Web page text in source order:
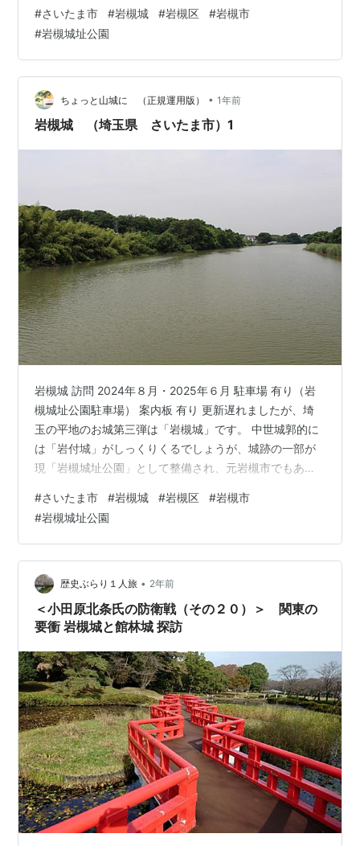
さて、岩槻城１ で少し触れた鍛冶郭の角馬出しに戻りま
す。 こちらは鍛冶郭から撮影した角馬出し。 馬出し内部
は酷い藪で入れないし全貌も写真では判りません。 補足
すると、幅狭の土橋の先の藪が角馬出しにあたります。
そしてこれが、岩槻城の角馬出しの見所ポイント。 角馬
出しから城外へ続く土…
#さいたま市 #岩槻城 #岩槻区 #岩槻市
#岩槻城址公園
ちょっと山城に （正規運用版） • 1年前
岩槻城 （埼玉県 さいたま市）1
岩槻城 訪問 2024年８月・2025年６月 駐車場 有り（岩
槻城址公園駐車場） 案内板 有り 更新遅れましたが、埼
玉の平地のお城第三弾は「岩槻城」です。 中世城郭的に
は「岩付城」がしっくりくるでしょうが、城跡の一部が
現「岩槻城址公園」として整備され、元岩槻市でもある
が、今は「さいたま市」の一部ですが、元はここ 岩槻市
でした。 浦和と大宮が合併して誕生したのが「さいたま
市」 と 与野と岩槻はセットで無かったことにされる傾向
が強いので 一応触れておきます。 歴史的には浦和や大宮
より岩槻の方が知名度高いですよね（個人の感想です
が） 当ブログとしては…
#さいたま市 #岩槻城 #岩槻区 #岩槻市
#岩槻城址公園
歴史ぶらり１人旅 • 2年前
＜小田原北条氏の防衛戦（その２０）＞ 関東の
要衝 岩槻城と館林城 探訪